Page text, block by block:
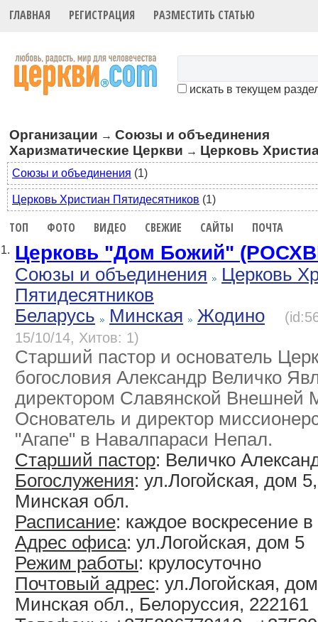
ГЛАВНАЯ РЕГИСТРАЦИЯ РАЗМЕСТИТЬ СТАТЬЮ
искать в текущем
Организации →Союзы и объединения
Харизматические Церкви → Церковь
Союзы и объединения (1)
Церковь Христиан Пятидесятников (1)
ТОП ФОТО ВИДЕО СВЕЖИЕ САЙТЫ ПОЧТА
1. Церковь "Дом Божий"
Союзы и объединения
Церковь
Пятидесятников
Беларусь
Минская Жодино
15/10/14, Хитов: 1)
Старший пастор и основатель
богословия Александр Величко
директором Славянской Внешней
Основатель и директор
"Агапе" в Навалпараси Непал.
Старший пастор: Величко
Богослужения: ул.Логойская, дом
Минская обл.
Расписание: каждое воскресение
Адрес офиса: ул.Логойская, дом 5
Режим работы: крулосуточно
Почтовый адрес: ул.Логойская,
Минская обл., Белоруссия, 222161